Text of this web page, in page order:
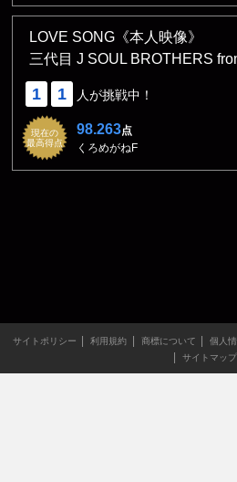
LOVE SONG《本人映像》
三代目 J SOUL BROTHERS
1 1 人が挑戦中！
現在の
最高得点
98.263点
くろめがねF
サイトポリシー 利用規約 商標について 個人
サイトマップ